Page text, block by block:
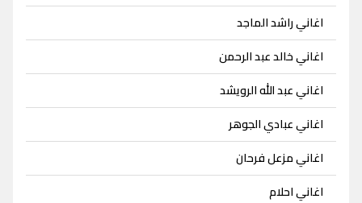
اغاني راشد الماجد
اغاني خالد عبد الرحمن
اغاني عبد الله الرويشد
اغاني عبادي الجوهر
اغاني مزعل فرحان
اغاني احلام